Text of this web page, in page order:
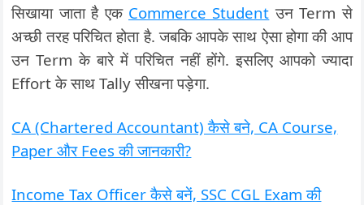
सिखाया जाता है एक Commerce Student उन Term से
अच्छी तरह परिचित होता है. जबकि आपके साथ ऐसा होगा की आप
उन Term के बारे में परिचित नहीं होंगे. इसलिए आपको ज्यादा
Effort के साथ Tally सीखना पड़ेगा.
CA (Chartered Accountant) कैसे बने, CA Course,
Paper और Fees की जानकारी?
Income Tax Officer कैसे बनें, SSC CGL Exam की